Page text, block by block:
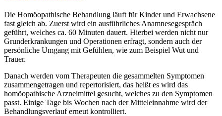
Die Homöopathische Behandlung läuft für Kinder und Erwachsene
fast gleich ab. Zuerst wird ein ausführliches Anamnesegespräch
geführt, welches ca. 60 Minuten dauert. Hierbei werden nicht nur
Grunderkrankungen und Operationen erfragt, sondern auch der
persönliche Umgang mit Gefühlen, wie zum Beispiel Wut und
Trauer.
Danach werden vom Therapeuten die gesammelten Symptomen
zusammengetragen und repertorisiert, das heißt es wird das
homöopathische Arzneimittel gesucht, welches zu den Symptomen
passt. Einige Tage bis Wochen nach der Mitteleinnahme wird der
Behandlungsverlauf erneut kontrolliert.